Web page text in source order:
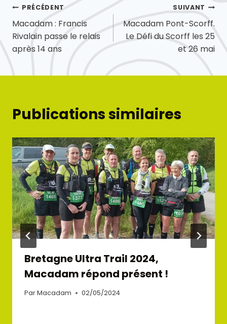
Navigation
de
l’article
PRÉCÉDENT
Macadam : Francis
Rivalain passe le relais
après 14 ans
SUIVANT
Macadam Pont-Scorff.
Le Défi du Scorff les 25
et 26 mai
Publications similaires
Bretagne Ultra Trail 2024,
Macadam répond présent !
ParMacadam 02/05/2024